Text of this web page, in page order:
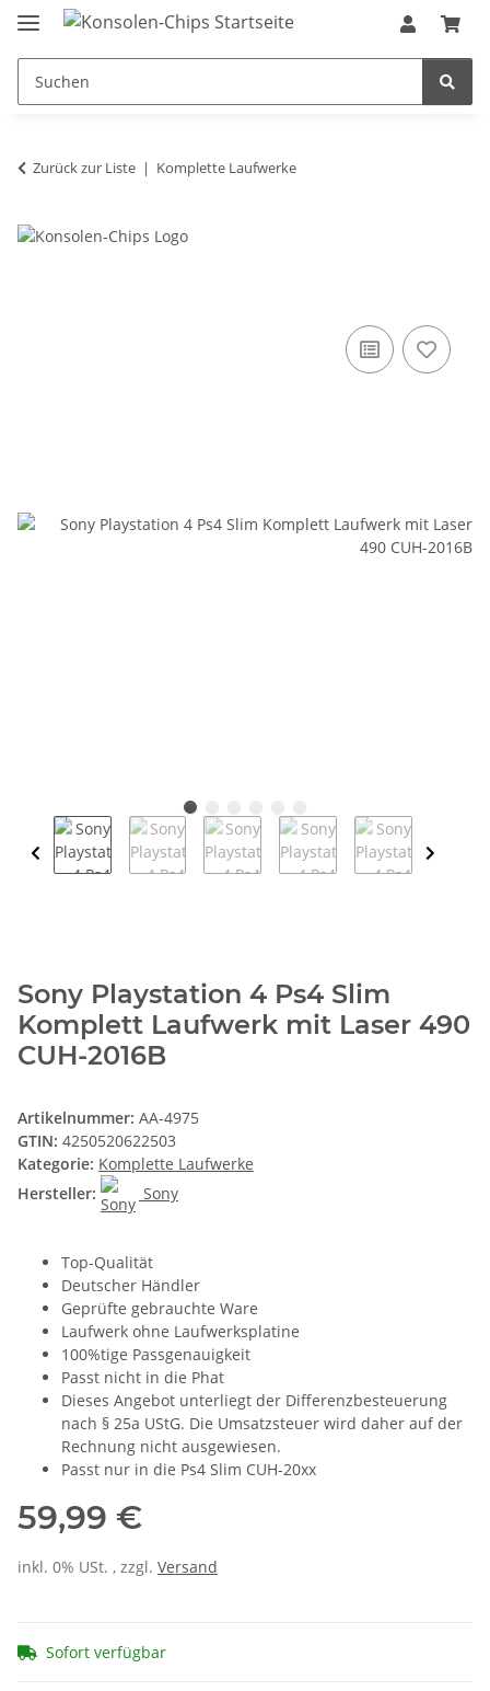
Zurück zur Liste Komplette Laufwerke
Sony Playstation 4 Ps4 Slim
Komplett Laufwerk mit Laser 490
CUH-2016B
Artikelnummer: AA-4975
GTIN: 4250520622503
Kategorie: Komplette Laufwerke
Hersteller:
Sony
Top-Qualität
Deutscher Händler
Geprüfte gebrauchte Ware
Laufwerk ohne Laufwerksplatine
100%tige Passgenauigkeit
Passt nicht in die Phat
Dieses Angebot unterliegt der Differenzbesteuerung
nach § 25a UStG. Die Umsatzsteuer wird daher auf der
Rechnung nicht ausgewiesen.
Passt nur in die Ps4 Slim CUH-20xx
59,99 €
inkl. 0% USt. , zzgl. Versand
Sofort verfügbar